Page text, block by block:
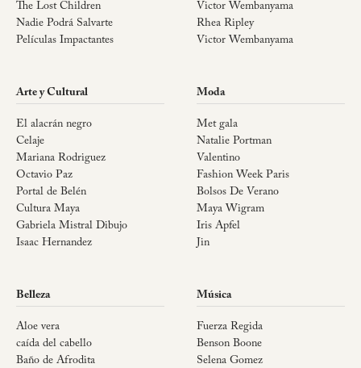
The Lost Children
Nadie Podrá Salvarte
Películas Impactantes
Victor Wembanyama
Rhea Ripley
Victor Wembanyama
Arte y Cultural
El alacrán negro
Celaje
Mariana Rodriguez
Octavio Paz
Portal de Belén
Cultura Maya
Gabriela Mistral Dibujo
Isaac Hernandez
Moda
Met gala
Natalie Portman
Valentino
Fashion Week Paris
Bolsos De Verano
Maya Wigram
Iris Apfel
Jin
Belleza
Aloe vera
caída del cabello
Baño de Afrodita
Música
Fuerza Regida
Benson Boone
Selena Gomez